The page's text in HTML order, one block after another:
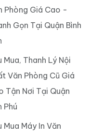
Phòng Giá Cao -
Gọn Tại Quận Bình
Mua, Thanh Lý Nội
Văn Phòng Cũ Giá
Tận Nơi Tại Quận
Phú
Mua Máy In Văn